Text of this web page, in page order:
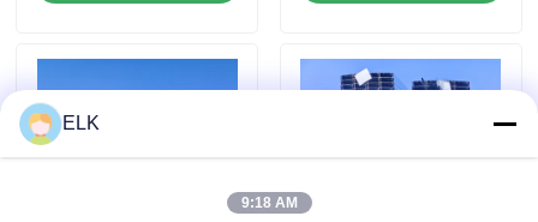
Kasus-kasus
Minta Kutipan
Gudang Struktur Baja
ELK
9:18 AM